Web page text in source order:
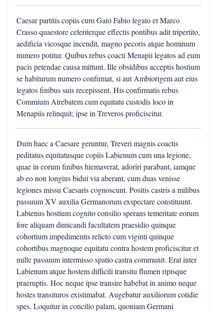
Caesar partitis copiis cum Gaio Fabio legato et Marco
Crasso quaestore celeriterque effectis pontibus adit tripertito,
aedificia vicosque incendit, magno pecoris atque hominum
numero potitur. Quibus rebus coacti Menapii legatos ad eum
pacis petendae causa mittunt. Ille obsidibus acceptis hostium
se habiturum numero confirmat, si aut Ambiorigem aut eius
legatos finibus suis recepissent. His confirmatis rebus
Commium Atrebatem cum equitatu custodis loco in
Menapiis relinquit; ipse in Treveros proficiscitur.
Dum haec a Caesare geruntur, Treveri magnis coactis
peditatus equitatusque copiis Labienum cum una legione,
quae in eorum finibus hiemaverat, adoriri parabant, iamque
ab eo non longius bidui via aberant, cum duas venisse
legiones missu Caesaris cognoscunt. Positis castris a milibus
passuum XV auxilia Germanorum exspectare constituunt.
Labienus hostium cognito consilio sperans temeritate eorum
fore aliquam dimicandi facultatem praesidio quinque
cohortium impedimentis relicto cum viginti quinque
cohortibus magnoque equitatu contra hostem proficiscitur et
mille passuum intermisso spatio castra communit. Erat inter
Labienum atque hostem difficili transitu flumen ripisque
praeruptis. Hoc neque ipse transire habebat in animo neque
hostes transituros existimabat. Augebatur auxiliorum cotidie
spes. Loquitur in concilio palam, quoniam Germani